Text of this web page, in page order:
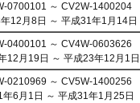
0700101 ～ CV2W-1400204
12月8日 ～ 平成31年1月14日
0400101 ～ CV4W-0603626
12月19日 ～ 平成23年12月1日
0210969 ～ CV5W-1400256
年6月1日 ～ 平成31年1月25日